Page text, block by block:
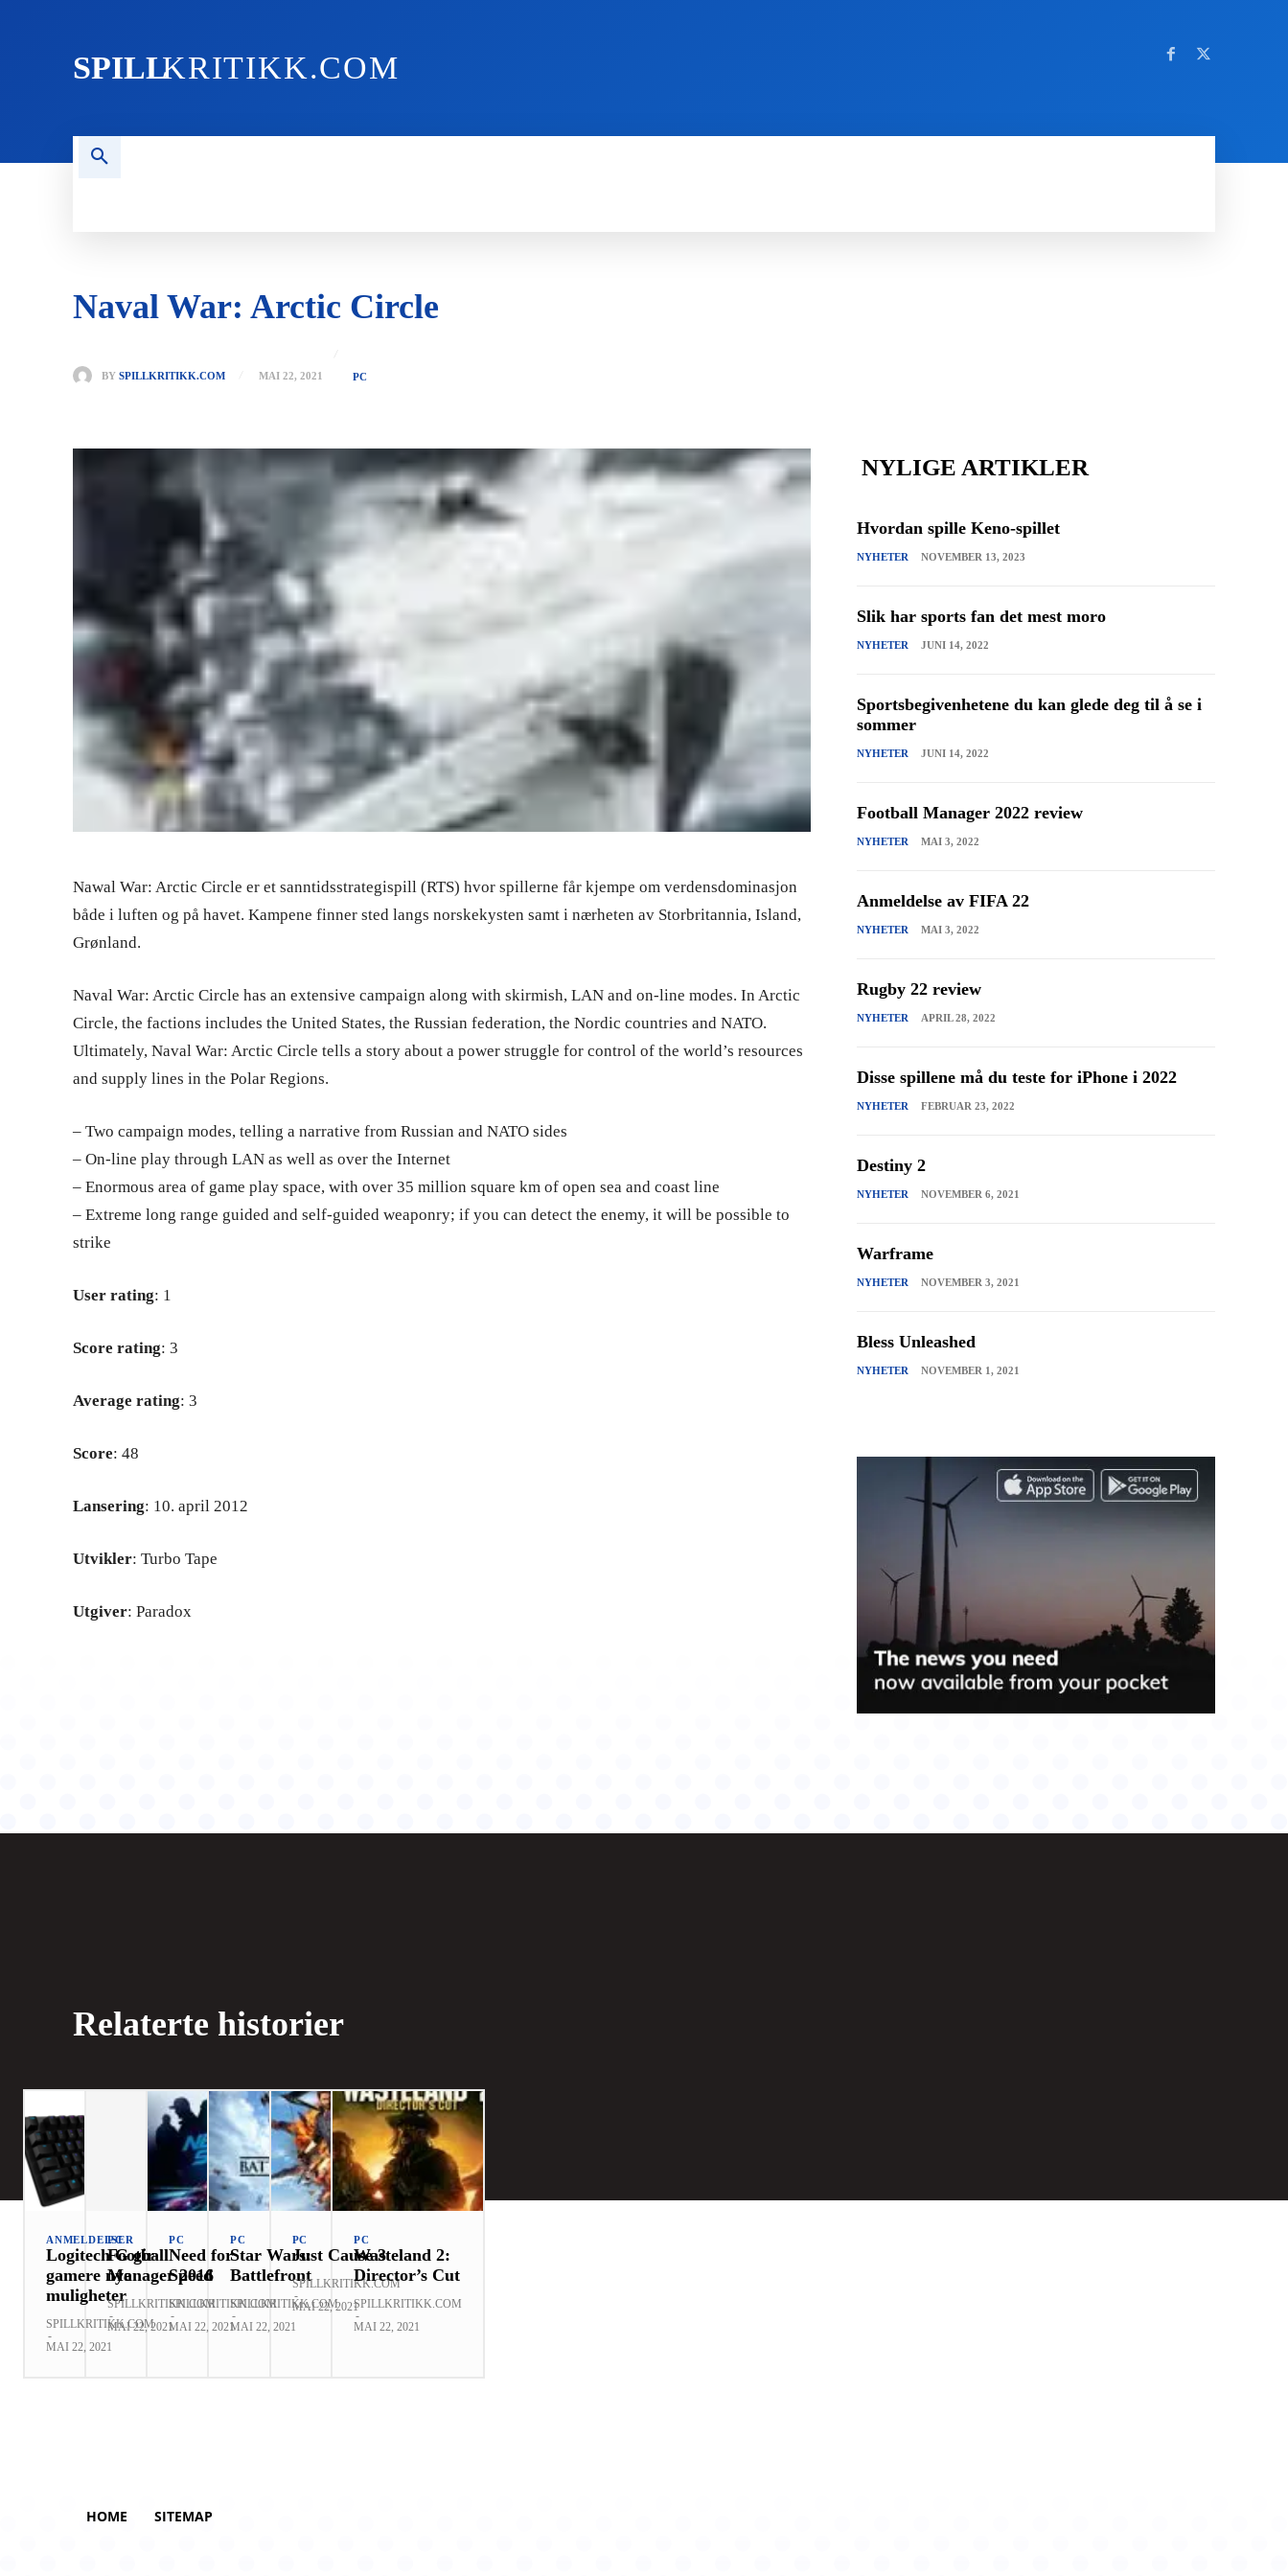
SPILLKRITIKK.COM
Naval War: Arctic Circle
BY SPILLKRITIKK.COM MAI 22, 2021 PC
Nawal War: Arctic Circle er et sanntidsstrategispill (RTS) hvor spillerne får kjempe om verdensdominasjon
både i luften og på havet. Kampene finner sted langs norskekysten samt i nærheten av Storbritannia, Island,
Grønland.
Naval War: Arctic Circle has an extensive campaign along with skirmish, LAN and on-line modes. In Arctic
Circle, the factions includes the United States, the Russian federation, the Nordic countries and NATO.
Ultimately, Naval War: Arctic Circle tells a story about a power struggle for control of the world’s resources
and supply lines in the Polar Regions.
– Two campaign modes, telling a narrative from Russian and NATO sides
– On-line play through LAN as well as over the Internet
– Enormous area of game play space, with over 35 million square km of open sea and coast line
– Extreme long range guided and self-guided weaponry; if you can detect the enemy, it will be possible to
strike
User rating: 1
Score rating: 3
Average rating: 3
Score: 48
Lansering: 10. april 2012
Utvikler: Turbo Tape
Utgiver: Paradox
NYLIGE ARTIKLER
Hvordan spille Keno-spillet
NYHETER NOVEMBER 13, 2023
Slik har sports fan det mest moro
NYHETER JUNI 14, 2022
Sportsbegivenhetene du kan glede deg til å se i
sommer
NYHETER JUNI 14, 2022
Football Manager 2022 review
NYHETER MAI 3, 2022
Anmeldelse av FIFA 22
NYHETER MAI 3, 2022
Rugby 22 review
NYHETER APRIL 28, 2022
Disse spillene må du teste for iPhone i 2022
NYHETER FEBRUAR 23, 2022
Destiny 2
NYHETER NOVEMBER 6, 2021
Warframe
NYHETER NOVEMBER 3, 2021
Bless Unleashed
NYHETER NOVEMBER 1, 2021
Relaterte historier
ANMELDELSER
Logitech G gir
gamere nye
muligheter
SPILLKRITIKK.COM
-
MAI 22, 2021
PC
Football
Manager 2016
SPILLKRITIKK.COM
-
MAI 22, 2021
PC
Need for
Speed
SPILLKRITIKK.COM
-
MAI 22, 2021
PC
Star Wars:
Battlefront
SPILLKRITIKK.COM
-
MAI 22, 2021
PC
Just Cause 3
SPILLKRITIKK.COM
-
MAI 22, 2021
PC
Wasteland 2:
Director’s Cut
SPILLKRITIKK.COM
-
MAI 22, 2021
HOME SITEMAP